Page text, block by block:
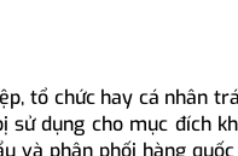
tổ chức hay cá nhân
sử dụng cho mục đích
và phân phối hàng